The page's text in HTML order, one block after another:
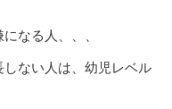
なる人、、、
ない人は、幼児レベル